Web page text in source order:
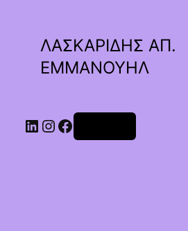
ΛΑΣΚΑΡΙΔΗΣ ΑΠ.
ΕΜΜΑΝΟΥΗΛ
Linkedin
Instagram
Facebook